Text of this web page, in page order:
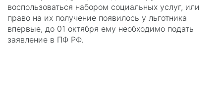
воспользоваться набором социальных услуг, или
право на их получение появилось у льготника
впервые, до 01 октября ему необходимо подать
заявление в ПФ РФ.